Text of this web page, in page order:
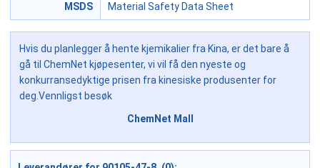
MSDS Material Safety Data Sheet
Hvis du planlegger å hente kjemikalier fra Kina, er det bare å
gå til ChemNet kjøpesenter, vi vil få den nyeste og
konkurransedyktige prisen fra kinesiske produsenter for
deg.Vennligst besøk
ChemNet Mall